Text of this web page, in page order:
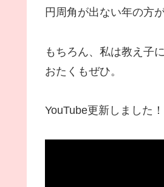
円周角が出ない年の方
もちろん、私は教え子
おたくもぜひ。
YouTube更新しました！